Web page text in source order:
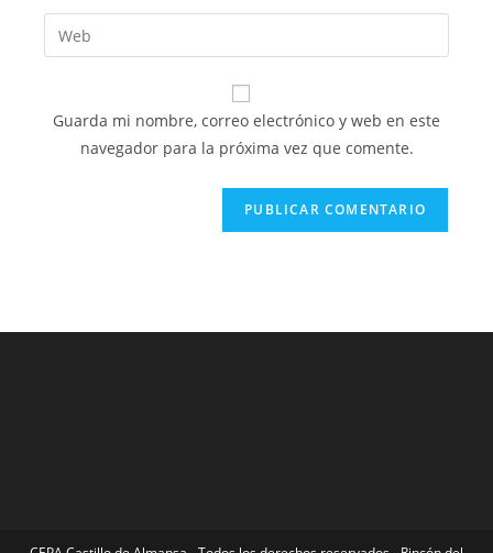
de
usuario
comentar
dirección
de
para
comentar
Introduce
la
Guarda mi nombre, correo electrónico y web en este
navegador para la próxima vez que comente.